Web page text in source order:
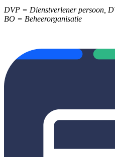
DVP = Dienstverlener persoon,
BO = Beheerorganisatie